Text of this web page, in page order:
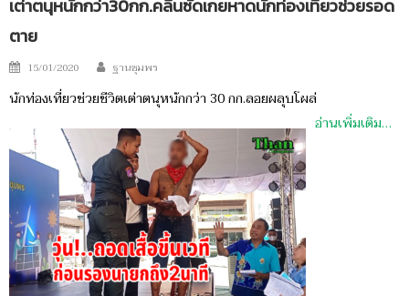
เต่าตนุหนักกว่า30กก.คลื่นซัดเกยหาดนักท่องเที่ยวช่วยรอด
ตาย
Posted
15/01/2020 Author
ฐานชุมพร
นักท่องเที่ยวช่วยชีวิตเต่าตนุหนักกว่า 30 กก.ลอยผลุบโผล่
อ่านเพิ่มเติม…